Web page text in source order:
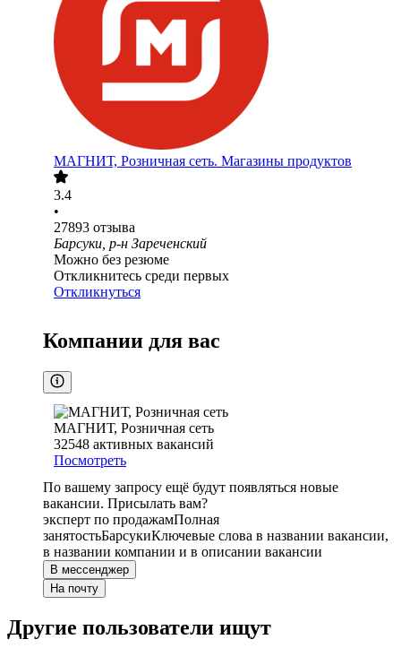
МАГНИТ, Розничная сеть. Магазины продуктов
3.4
•
27893 отзыва
Барсуки, р-н Зареченский
Можно без резюме
Откликнитесь среди первых
Откликнуться
Компании для вас
МАГНИТ, Розничная сеть
32548 активных вакансий
Посмотреть
По вашему запросу ещё будут появляться новые
вакансии. Присылать вам?
эксперт по продажамПолная
занятостьБарсукиКлючевые слова в названии вакансии,
в названии компании и в описании вакансии
В мессенджер
На почту
Другие пользователи ищут